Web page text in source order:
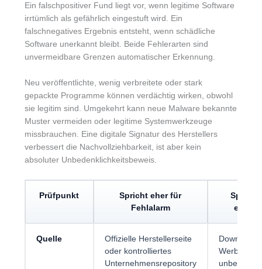
Ein falschpositiver Fund liegt vor, wenn legitime Software
irrtümlich als gefährlich eingestuft wird. Ein
falschnegatives Ergebnis entsteht, wenn schädliche
Software unerkannt bleibt. Beide Fehlerarten sind
unvermeidbare Grenzen automatischer Erkennung.
Neu veröffentlichte, wenig verbreitete oder stark
gepackte Programme können verdächtig wirken, obwohl
sie legitim sind. Umgekehrt kann neue Malware bekannte
Muster vermeiden oder legitime Systemwerkzeuge
missbrauchen. Eine digitale Signatur des Herstellers
verbessert die Nachvollziehbarkeit, ist aber kein
absoluter Unbedenklichkeitsbeweis.
Prüfpunkt
Spricht eher für
Fehlalarm
Spricht
Quelle
Offizielle Herstellerseite
oder kontrolliertes
Unternehmensrepository